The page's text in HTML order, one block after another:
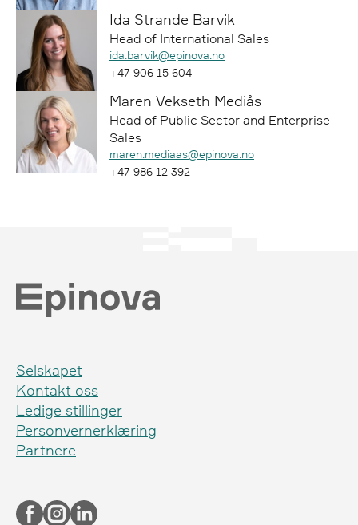
Ida Strande Barvik
Head of International Sales
ida.barvik@epinova.no
+47 906 15 604
Maren Vekseth Mediås
Head of Public Sector and Enterprise
Sales
maren.mediaas@epinova.no
+47 986 12 392
Selskapet
Kontakt oss
Ledige stillinger
Personvernerklæring
Partnere